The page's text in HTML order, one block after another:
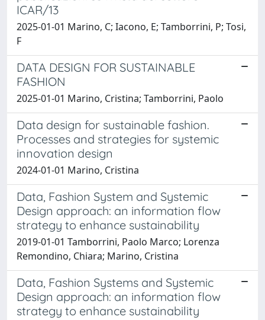
ICAR/13
2025-01-01 Marino, C; Iacono, E; Tamborrini, P; Tosi,
F
DATA DESIGN FOR SUSTAINABLE
FASHION
2025-01-01 Marino, Cristina; Tamborrini, Paolo
Data design for sustainable fashion.
Processes and strategies for systemic
innovation design
2024-01-01 Marino, Cristina
Data, Fashion System and Systemic
Design approach: an information flow
strategy to enhance sustainability
2019-01-01 Tamborrini, Paolo Marco; Lorenza
Remondino, Chiara; Marino, Cristina
Data, Fashion Systems and Systemic
Design approach: an information flow
strategy to enhance sustainability